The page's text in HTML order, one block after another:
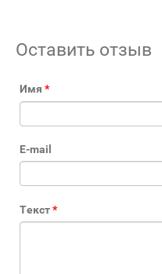
Оставить отзыв
Имя*
E-mail
Текст*